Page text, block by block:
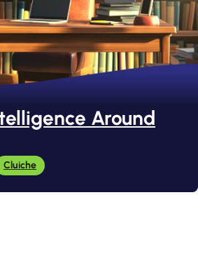
Around
Cluiche